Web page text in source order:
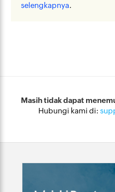
selengkapnya.
Masih tidak dapat
Hubungi kami di: